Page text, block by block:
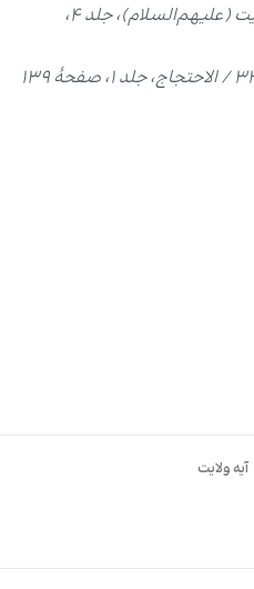
۳.تفسیر البرهان / تفسیر اهل‌بیت (علیهم‌السلام)، جلد ۴،
۱۳۹
آیه ولایت